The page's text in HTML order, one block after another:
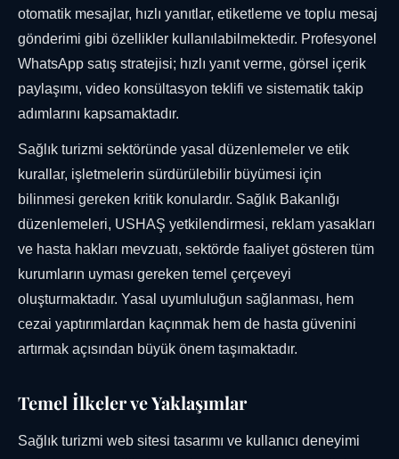
otomatik mesajlar, hızlı yanıtlar, etiketleme ve toplu mesaj
gönderimi gibi özellikler kullanılabilmektedir. Profesyonel
WhatsApp satış stratejisi; hızlı yanıt verme, görsel içerik
paylaşımı, video konsültasyon teklifi ve sistematik takip
adımlarını kapsamaktadır.
Sağlık turizmi sektöründe yasal düzenlemeler ve etik
kurallar, işletmelerin sürdürülebilir büyümesi için
bilinmesi gereken kritik konulardır. Sağlık Bakanlığı
düzenlemeleri, USHAŞ yetkilendirmesi, reklam yasakları
ve hasta hakları mevzuatı, sektörde faaliyet gösteren tüm
kurumların uyması gereken temel çerçeveyi
oluşturmaktadır. Yasal uyumluluğun sağlanması, hem
cezai yaptırımlardan kaçınmak hem de hasta güvenini
artırmak açısından büyük önem taşımaktadır.
Temel İlkeler ve Yaklaşımlar
Sağlık turizmi web sitesi tasarımı ve kullanıcı deneyimi